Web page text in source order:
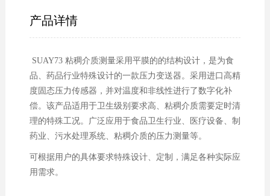
产品详情
SUAY73 粘稠介质测量采用平膜的的结构设计，是为食
品、药品行业特殊设计的一款压力变送器。采用进口高精
度固态压力传感器，并对温度和非线性进行了数字化补
偿。该产品适用于卫生级别要求高、粘稠介质需要定时清
理的特殊工况。广泛应用于食品卫生行业、医疗设备、制
药业、污水处理系统、粘稠介质的压力测量等。
可根据用户的具体要求特殊设计、定制，满足各种实际应
用需求。